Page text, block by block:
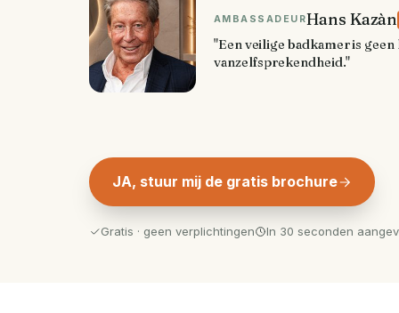
AMBASSADEURHans Kazàn
"Een veilige badkamer is
vanzelfsprekendheid."
JA, stuur mij de gratis brochure
Gratis · geen verplichtingen In 30 seconden